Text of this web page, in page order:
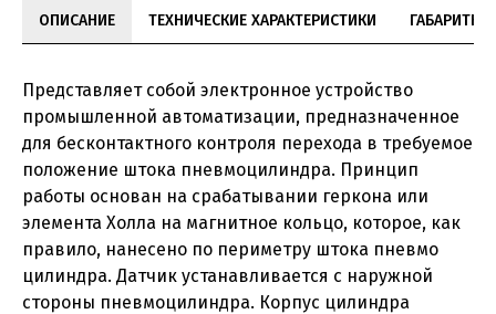
ОПИСАНИЕ ТЕХНИЧЕСКИЕ ХАРАКТЕРИСТИКИ
Представляет собой электронное устройство
промышленной автоматизации, предназначенное
для бесконтактного контроля перехода в требуемое
положение штока пневмоцилиндра. Принцип
работы основан на срабатывании геркона или
элемента Холла на магнитное кольцо, которое, как
правило, нанесено по периметру штока пневмо
цилиндра. Датчик устанавливается с наружной
стороны пневмоцилиндра. Корпус цилиндра